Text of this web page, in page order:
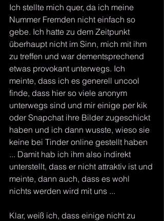
Ich stellte mich quer, da ich meine
Nummer Fremden nicht einfach so
gebe. Ich hatte zu dem Zeitpunkt
überhaupt nicht im Sinn, mich mit ihm
zu treffen und war dementsprechend
etwas provokant unterwegs. Ich
meinte, dass ich es generell uncool
finde, dass hier so viele anonym
unterwegs sind und mir einige per kik
oder Snapchat ihre Bilder zugeschickt
haben und ich dann wusste, wieso sie
keine bei Tinder online gestellt haben
... Damit hab ich ihm also indirekt
unterstellt, dass er nicht attraktiv ist und
meinte, dann auch, dass es wohl
nichts werden wird mit uns ...
Klar, weiß ich, dass einige nicht zu